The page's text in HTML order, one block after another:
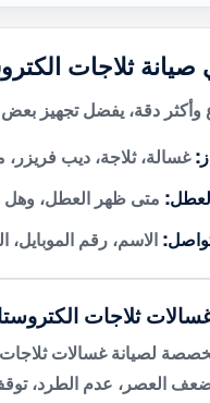
ثلاجات
دقة، يفضل تجهيز بعض
غسالة، ثلاجة، ديب
متى ظهر العطل، وهل
الاسم، رقم
ثلاجات
لصيانة غسالات ثلاجات
العصر، عدم الطرد، توقف